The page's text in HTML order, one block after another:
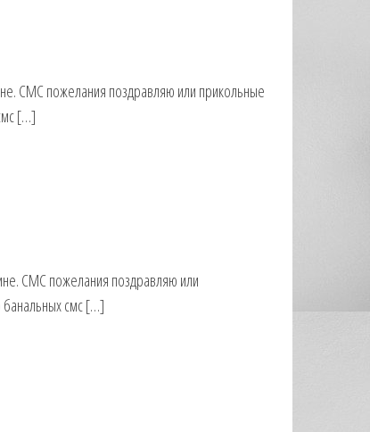
СМС пожелания поздравляю или прикольные
[…]
СМС пожелания поздравляю или
банальных смс […]